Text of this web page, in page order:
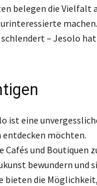
belegen die Vielfalt
– Jesolo
ist eine
möchten.
Cafés und Boutiquen
bewundern und
bieten die